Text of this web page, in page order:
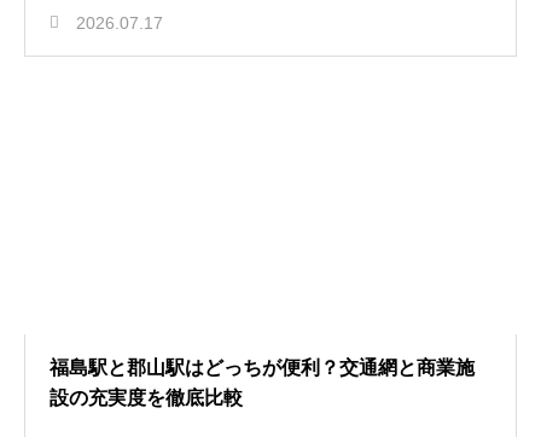
2026.07.17
福島駅と郡山駅はどっちが便利？交通網と商業施
設の充実度を徹底比較